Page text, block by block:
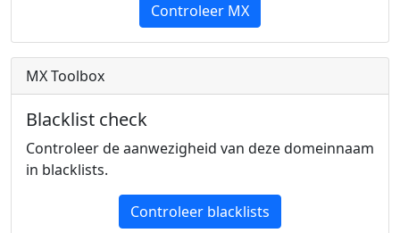
Controleer MX
MX Toolbox
Blacklist check
Controleer de aanwezigheid van deze domeinnaam
in blacklists.
Controleer blacklists